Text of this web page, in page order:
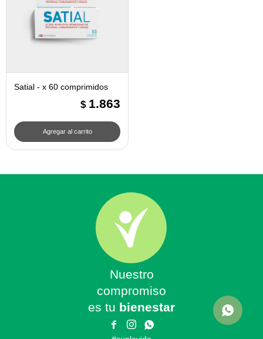
Satial - x 60 comprimidos
$ 1.863
Nuestro
compromiso
es tu bienestar
 
